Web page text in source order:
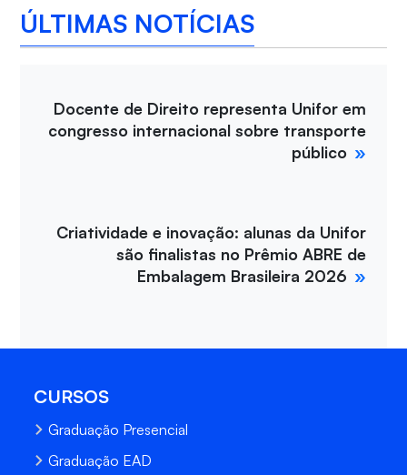
ÚLTIMAS NOTÍCIAS
Docente de Direito representa Unifor em
congresso internacional sobre transporte
público
Criatividade e inovação: alunas da Unifor
são finalistas no Prêmio ABRE de
Embalagem Brasileira 2026
CURSOS
Graduação Presencial
Graduação EAD